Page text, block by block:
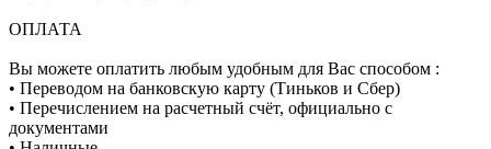
ОПЛАТА
Вы можете оплатить любым удобным для Вас способом :
• Переводом на банковскую карту (Тиньков и Сбер)
• Перечислением на расчетный счёт, официально с
документами